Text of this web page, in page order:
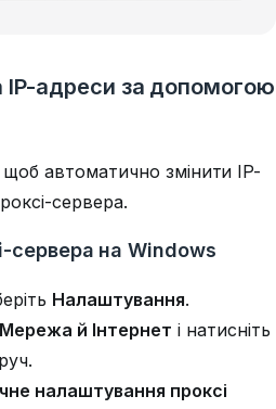
IP-адреси за допомогою
щоб автоматично змінити IP-
сервера.
сервера на Windows
Налаштування.
Мережа й Інтернет і натисніть
налаштування проксі